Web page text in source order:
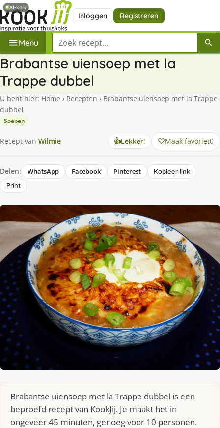
Inloggen Registreren
Menu Zoek een recept
Brabantse uiensoep met la
Trappe dubbel
U bent hier: Home › Recepten › Brabantse uiensoep met la Trappe
dubbel
Soepen
Recept van Wilmie 👍Lekker! Maak favoriet0
Delen: WhatsApp Facebook Pinterest
Kopieer link
Print
Brabantse uiensoep met la Trappe dubbel is een
beproefd recept van KookJij. Je maakt het in
ongeveer 45 minuten, genoeg voor 10 personen.
AI-kok